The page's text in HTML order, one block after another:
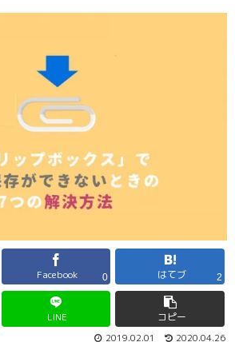
Facebook 0 はてブ 2
LINE コピー
2020.04.26
2019.02.01